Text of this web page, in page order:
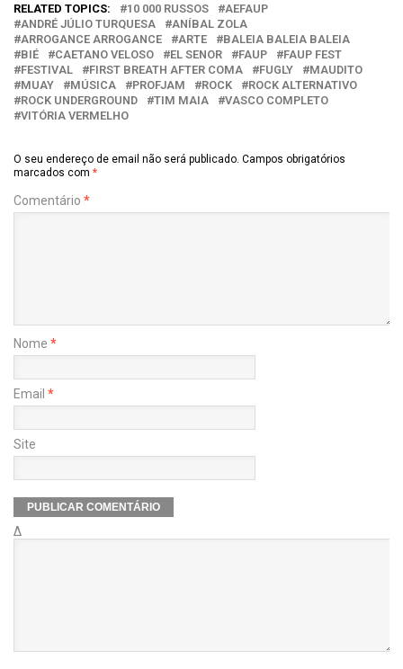
RELATED TOPICS: 10 000 RUSSOS
AEFAUP
ANDRÉ JÚLIO TURQUESA
ANÍBAL ZOLA
ARROGANCE ARROGANCE
ARTE
BALEIA BALEIA BALEIA
BIÉ
CAETANO VELOSO EL SENOR FAUP
FAUP FEST
FESTIVAL
FIRST BREATH AFTER COMA FUGLY
MAUDITO
MUAY
MÚSICA PROFJAM ROCK
ROCK ALTERNATIVO
ROCK UNDERGROUND
TIM MAIA
VASCO COMPLETO
VITÓRIA VERMELHO
O seu endereço de email não será publicado. Campos obrigatórios
marcados com *
Comentário *
Nome *
Email *
Site
Δ